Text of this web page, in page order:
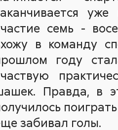
семь -
в команду
году
Правда, в
забивал голы.